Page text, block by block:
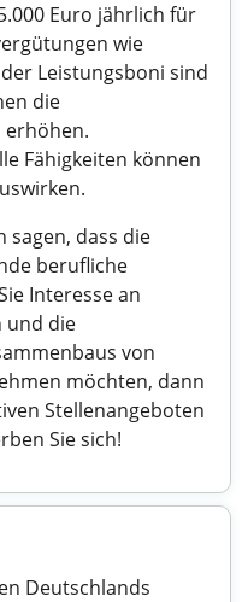
Euro jährlich für
wie
Leistungsboni sind
die
erhöhen.
Fähigkeiten können
sagen, dass die
berufliche
Interesse an
und die
von
möchten, dann
Stellenangeboten
Sie sich!
Deutschlands